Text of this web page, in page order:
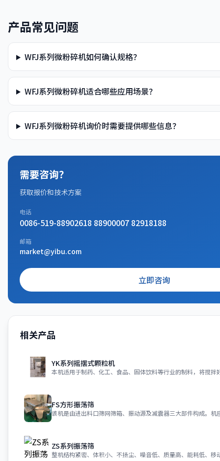
产品常见问题
WFJ系列微粉碎机如何确认规格？
WFJ系列微粉碎机适合哪些应用场景？
WFJ系列微粉碎机询价时需要提供哪些信息？
需要咨询？
获取报价和技术方案
电话
0086-519-88902618 88900007 82918188
邮箱
market@yibu.com
立即咨询
相关产品
YK系列摇摆式颗粒机
FS方形振荡筛
该机是由进出料口筛网筛箱、振动源及减震器三大部件构成。机
ZS系列振荡筛
整机结构紧密、体积小、不扬尘、噪音低、质量高、能耗低、移